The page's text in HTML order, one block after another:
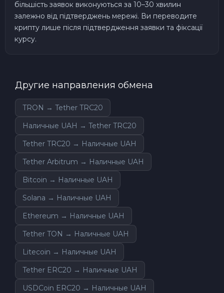
більшість заявок виконуються за 10–30 хвилин
залежно від підтверджень мережі. Ви переводите
крипту лише після підтвердження заявки та фіксації
курсу.
Другие направления обмена
TRON → Tether TRC20
Наличные UAH → Tether TRC20
Tether TRC20 → Наличные UAH
Tether Arbitrum → Наличные UAH
Bitcoin → Наличные UAH
Solana → Наличные UAH
Ethereum → Наличные UAH
Tether TON → Наличные UAH
Litecoin → Наличные UAH
Tether ERC20 → Наличные UAH
USDCoin ERC20 → Наличные UAH